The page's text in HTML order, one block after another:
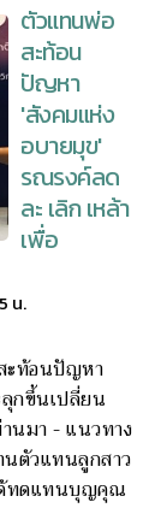
ตัวแทนพ่อ
สะท้อน
ปัญหา
'สังคมแห่ง
อบายมุข'
รณรงค์ลด
ละ เลิก เหล้า
เพื่อ
น.
ะท้อนปัญหา
กขึ้นเปลี่ยน
นมา - แนวทาง
นตัวแทนลูกสาว
ด้ทดแทนบุญคุณ